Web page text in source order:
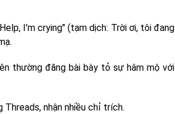
I'm crying" (tạm dịch: Trời ơi, tôi đang
thường đăng bài bày tỏ sự hâm mộ với
Threads, nhận nhiều chỉ trích.